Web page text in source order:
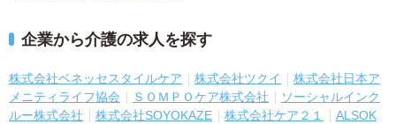
企業から介護の求人を探す
株式会社ベネッセスタイルケア 株式会社ツクイ
株式会社日本ア
メニティライフ協会
ＳＯＭＰＯケア株式会社
ソーシャルインク
ルー株式会社
株式会社SOYOKAZE 株式会社ケア２１
ALSOK